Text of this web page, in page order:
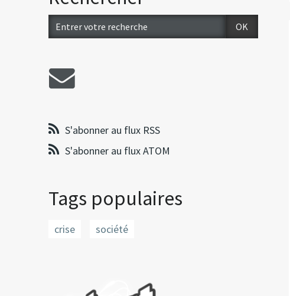
S'abonner au flux RSS
S'abonner au flux ATOM
Tags populaires
crise société